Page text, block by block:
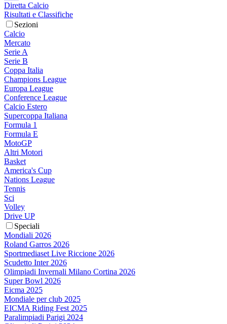
Diretta Calcio
Risultati e Classifiche
Sezioni
Calcio
Mercato
Serie A
Serie B
Coppa Italia
Champions League
Europa League
Conference League
Calcio Estero
Supercoppa Italiana
Formula 1
Formula E
MotoGP
Altri Motori
Basket
America's Cup
Nations League
Tennis
Sci
Volley
Drive UP
Speciali
Mondiali 2026
Roland Garros 2026
Sportmediaset Live Riccione 2026
Scudetto Inter 2026
Olimpiadi Invernali Milano Cortina 2026
Super Bowl 2026
Eicma 2025
Mondiale per club 2025
EICMA Riding Fest 2025
Paralimpiadi Parigi 2024